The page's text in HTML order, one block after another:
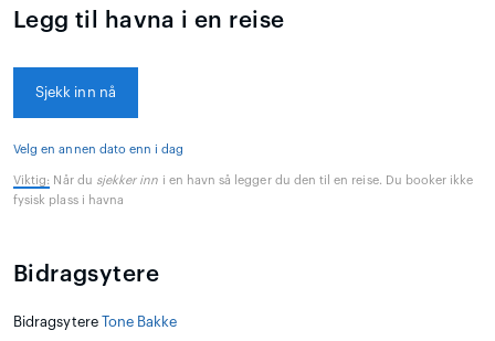
Legg til havna i en reise
Sjekk inn nå
Velg en annen dato enn i dag
Viktig: Når du sjekker inn i en havn så legger du den til en reise. Du booker ikke
fysisk plass i havna
Bidragsytere
Bidragsytere Tone Bakke